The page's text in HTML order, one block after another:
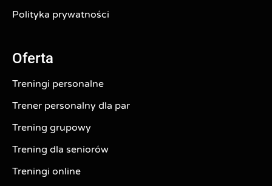
Polityka prywatności
Oferta
Treningi personalne
Trener personalny dla par
Trening grupowy
Trening dla seniorów
Treningi online